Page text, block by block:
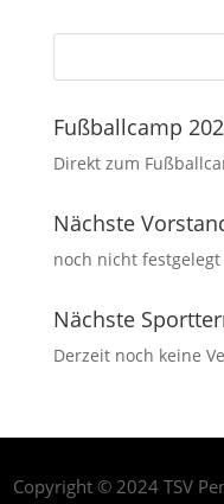
Fußballcamp
Direkt zum
Nächste
noch nicht festgelegt
Nächste
Derzeit noch keine
Copyright © 2024 TSV